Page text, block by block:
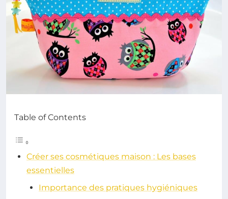
Table of Contents
Créer ses cosmétiques maison : Les bases
essentielles
Importance des pratiques hygiéniques